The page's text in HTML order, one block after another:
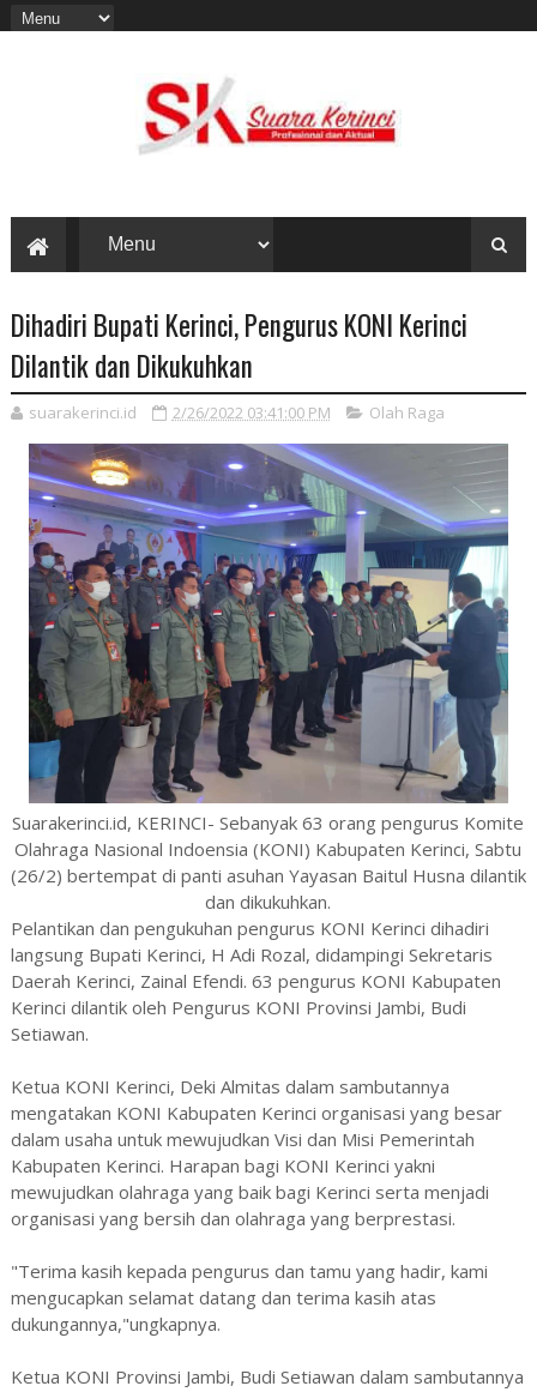
Dihadiri Bupati Kerinci, Pengurus KONI Kerinci
Dilantik dan Dikukuhkan
suarakerinci.id 2/26/2022 03:41:00 PM Olah Raga
Suarakerinci.id, KERINCI- Sebanyak 63 orang pengurus Komite
Olahraga Nasional Indoensia (KONI) Kabupaten Kerinci, Sabtu
(26/2) bertempat di panti asuhan Yayasan Baitul Husna dilantik
dan dikukuhkan.
Pelantikan dan pengukuhan pengurus KONI Kerinci dihadiri
langsung Bupati Kerinci, H Adi Rozal, didampingi Sekretaris
Daerah Kerinci, Zainal Efendi. 63 pengurus KONI Kabupaten
Kerinci dilantik oleh Pengurus KONI Provinsi Jambi, Budi
Setiawan.
Ketua KONI Kerinci, Deki Almitas dalam sambutannya
mengatakan KONI Kabupaten Kerinci organisasi yang besar
dalam usaha untuk mewujudkan Visi dan Misi Pemerintah
Kabupaten Kerinci. Harapan bagi KONI Kerinci yakni
mewujudkan olahraga yang baik bagi Kerinci serta menjadi
organisasi yang bersih dan olahraga yang berprestasi.
"Terima kasih kepada pengurus dan tamu yang hadir, kami
mengucapkan selamat datang dan terima kasih atas
dukungannya,"ungkapnya.
Ketua KONI Provinsi Jambi, Budi Setiawan dalam sambutannya